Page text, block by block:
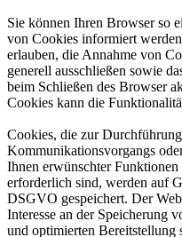
Sie können Ihren Browser so
von Cookies informiert
erlauben, die Annahme von
generell ausschließen sowie
beim Schließen des Browser
Cookies kann die
Cookies, die zur
Kommunikationsvorgangs
Ihnen erwünschter
erforderlich sind, werden auf
DSGVO gespeichert. Der
Interesse an der Speicherung
und optimierten Bereitstellung